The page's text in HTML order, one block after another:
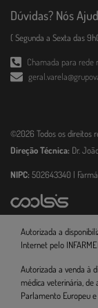
Dúvidas? Nós
( Segunda a Sexta das
Chamada para rede
©2026 Todos os direitos
Direção Técnica: Dr.
NIPC: 502643340 |
Autorizada a
Internet pelo
Autorizada a venda à
médica veterinária, de
Parlamento Europeu e